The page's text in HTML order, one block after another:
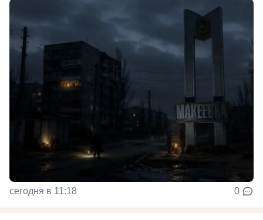
сегодня в 11:18 0